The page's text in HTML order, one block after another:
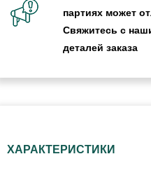
партиях может
Свяжитесь с
деталей заказа
ХАРАКТЕРИСТИКИ